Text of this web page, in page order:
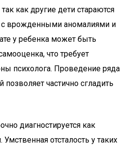
как другие дети стараются
с врожденными аномалиями и
у ребенка может быть
что требует
психолога. Проведение ряда
позволяет частично сгладить
диагностируется как
отсталость у таких